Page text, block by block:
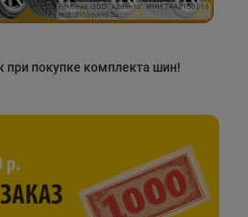
Реклама. ООО "Адвента". ИНН 7448150516
erid: 2VtzquvVESo
покупке комплекта шин!